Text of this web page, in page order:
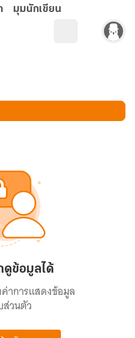
มุมนักเขียน
ดูข้อมูลได้
าการแสดงข้อมูล
ส่วนตัว